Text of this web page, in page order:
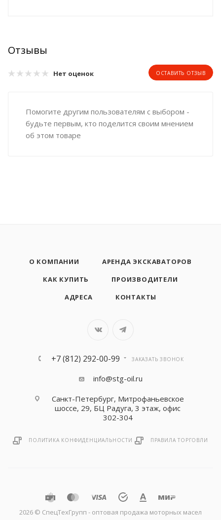
Отзывы
Нет оценок ОСТАВИТЬ ОТЗЫВ
Помогите другим пользователям с выбором -
будьте первым, кто поделится своим мнением
об этом товаре
О КОМПАНИИ
АРЕНДА ЭКСКАВАТОРОВ
КАК КУПИТЬ
ПРОИЗВОДИТЕЛИ
АДРЕСА
КОНТАКТЫ
+7 (812) 292-00-99 ЗАКАЗАТЬ ЗВОНОК
info@stg-oil.ru
Санкт-Петербург, Митрофаньевское
шоссе, 29, БЦ Радуга, 3 этаж, офис
302-304
ПОЛИТИКА КОНФИДЕНЦИАЛЬНОСТИ ПРАВИЛА ТОРГОВЛИ
2026 © CпецТехГрупп - оптовая продажа моторных масел